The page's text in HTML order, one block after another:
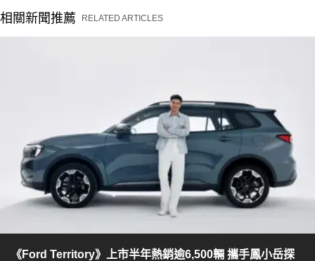
相關新聞推薦 RELATED ARTICLES
《Ford Territory》上市半年熱銷逾6,500輛 攜手鳳小岳探